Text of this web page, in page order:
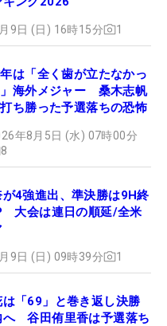
9日 (日) 16時15分 1
は「全く歯が立たなかっ
海外メジャー 桑木志帆
ち勝った予選落ちの恐怖
年8月5日 (水) 07時00分
8
4強進出、準決勝は9H終
大会は連日の順延/全米
9日 (日) 09時39分 1
「69」と巻き返し決勝
へ 谷田侑里香は予選落ち